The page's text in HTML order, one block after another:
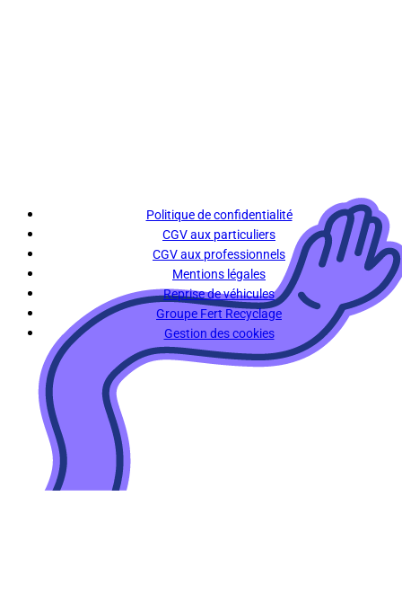
Politique de confidentialité
CGV aux particuliers
CGV aux professionnels
Mentions légales
Reprise de véhicules
Groupe Fert Recyclage
Gestion des cookies